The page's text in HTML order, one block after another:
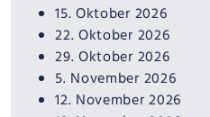
15. Oktober 2026
22. Oktober 2026
29. Oktober 2026
5. November 2026
12. November 2026